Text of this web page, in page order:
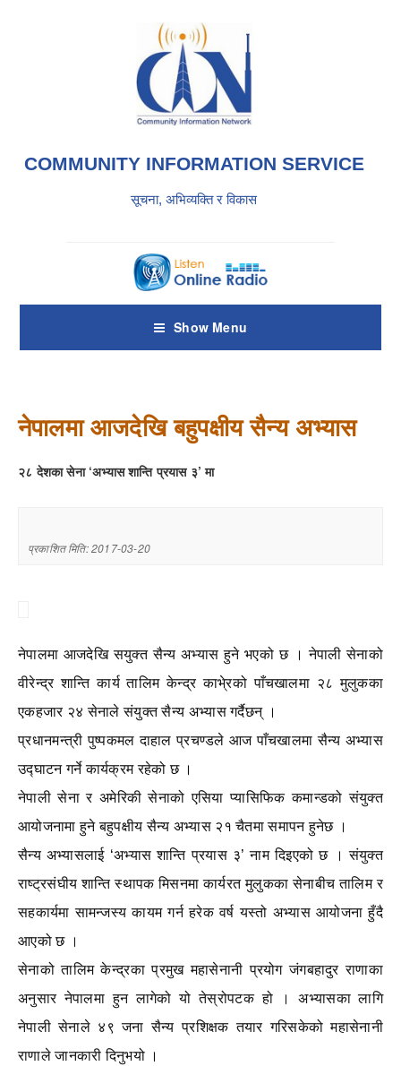
COMMUNITY INFORMATION SERVICE
सूचना, अभिव्यक्ति र विकास
Show Menu
नेपालमा आजदेखि बहुपक्षीय सैन्य अभ्यास
२८ देशका सेना ‘अभ्यास शान्ति प्रयास ३’ मा
प्रकाशित मिति: 2017-03-20
नेपालमा आजदेखि सयुक्त सैन्य अभ्यास हुने भएको छ । नेपाली सेनाको
वीरेन्द्र शान्ति कार्य तालिम केन्द्र काभे्रको पाँचखालमा २८ मुलुकका
एकहजार २४ सेनाले संयुक्त सैन्य अभ्यास गर्दैछन् ।
प्रधानमन्त्री पुष्पकमल दाहाल प्रचण्डले आज पाँचखालमा सैन्य अभ्यास
उद्घाटन गर्ने कार्यक्रम रहेको छ ।
नेपाली सेना र अमेरिकी सेनाको एसिया प्यासिफिक कमान्डको संयुक्त
आयोजनामा हुने बहुपक्षीय सैन्य अभ्यास २१ चैतमा समापन हुनेछ ।
सैन्य अभ्यासलाई ‘अभ्यास शान्ति प्रयास ३’ नाम दिइएको छ । संयुक्त
राष्ट्रसंघीय शान्ति स्थापक मिसनमा कार्यरत मुलुकका सेनाबीच तालिम र
सहकार्यमा सामन्जस्य कायम गर्न हरेक वर्ष यस्तो अभ्यास आयोजना हुँदै
आएको छ ।
सेनाको तालिम केन्द्रका प्रमुख महासेनानी प्रयोग जंगबहादुर राणाका
अनुसार नेपालमा हुन लागेको यो तेस्रोपटक हो ।अभ्यासका लागि
नेपाली सेनाले ४९ जना सैन्य प्रशिक्षक तयार गरिसकेको महासेनानी
राणाले जानकारी दिनुभयो ।